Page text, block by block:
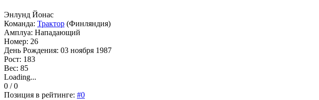
Энлунд Йонас
Команда: Трактор (Финляндия)
Амплуа: Нападающий
Номер: 26
День Рождения: 03 ноября 1987
Рост: 183
Вес: 85
Loading...
0 / 0
Позиция в рейтинге: #0